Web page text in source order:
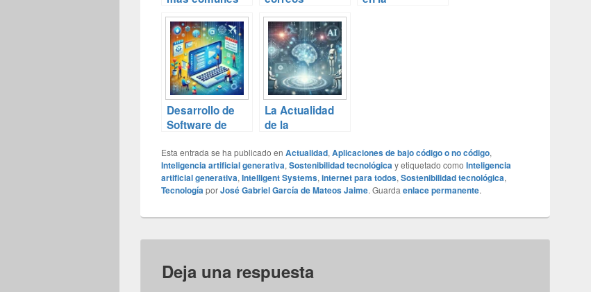
en contraseñas:
¿cuán segura
es la tuya?
electrónicos de
phishing en
menos de 5
minutos
Desarrollo de
Software de
Código:
Simplificando la
Creación de
Aplicaciones
La Actualidad
de la
Artificial:
Avances, Pros y
Contras
Esta entrada se ha publicado en Actualidad, Aplicaciones de bajo código o no código,
Inteligencia artificial generativa, Sostenibilidad tecnológicay etiquetado como Inteligencia
artificial generativa, Intelligent Systems, internet para todos, Sostenibilidad tecnológica,
TecnologíaporJosé Gabriel García de Mateos Jaime. Guarda enlace permanente.
Deja una respuesta